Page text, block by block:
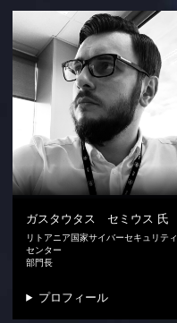
ガスタウタス セミウス 氏
リトアニア国家サイバーセキュリティ
センター
部門長
プロフィール